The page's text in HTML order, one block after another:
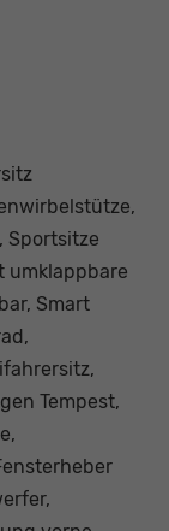
Sportsitze
umklappbare
Smart
Tempest,